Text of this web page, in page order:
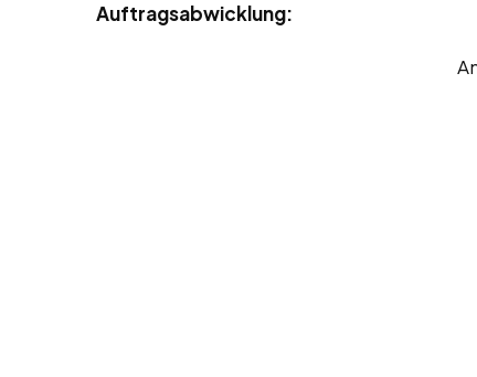
Auftragsabwicklung: